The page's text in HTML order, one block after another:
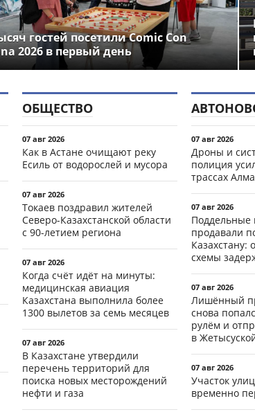
гостей посетили Comic Con
2026 в первый день
ОБЩЕСТВО
07 авг 2026
Как в Астане очищают реку
Есиль от водорослей и мусора
07 авг 2026
Токаев поздравил жителей
Северо-Казахстанской области
с 90-летием региона
07 авг 2026
Когда счёт идёт на минуты:
медицинская авиация
Казахстана выполнила более
1300 вылетов за семь месяцев
07 авг 2026
В Казахстане утвердили
перечень территорий для
поиска новых месторождений
нефти и газа
07 авг 2026
Дроны и
полиция
трассах
07 авг 2026
Поддельные
продавали
Казахстану:
схемы
07 авг 2026
Лишённый
снова
рулём и
в
07 авг 2026
Участок
временно